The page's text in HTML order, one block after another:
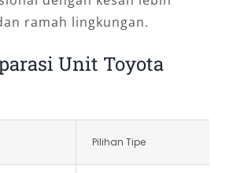
ramah lingkungan.
Unit Toyota
Pilihan Tipe